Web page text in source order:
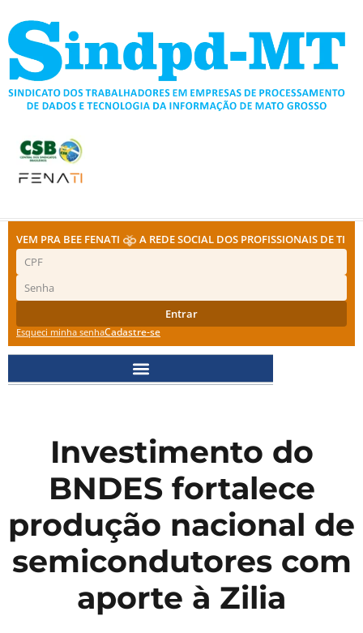
para
conteúdo
VEM PRA BEE FENATI A REDE SOCIAL DOS PROFISSIONAIS DE TI
Entrar
Esqueci minha senhaCadastre-se
Investimento do
BNDES fortalece
produção nacional de
semicondutores com
aporte à Zilia